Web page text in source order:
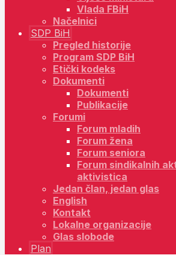
Vlada FBiH
Načelnici
SDP BiH
Pregled historije
Program SDP BiH
Etički kodeks
Dokumenti
Dokumenti
Publikacije
Forumi
Forum mladih
Forum žena
Forum seniora
Forum sindikalnih
aktivistica
Jedan član, jedan glas
English
Kontakt
Lokalne organizacije
Glas slobode
Plan